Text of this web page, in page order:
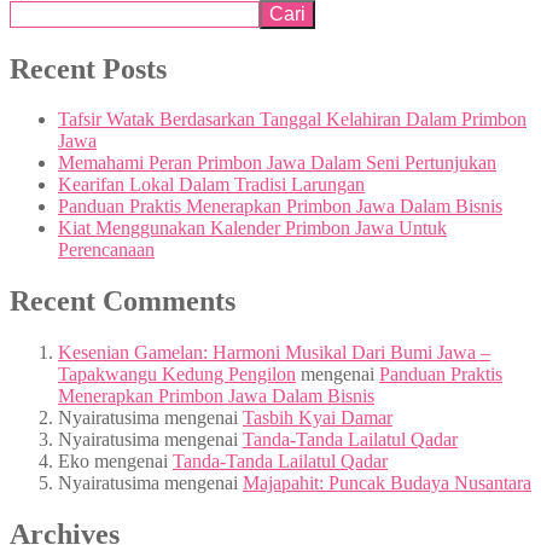
Cari
Recent Posts
Tafsir Watak Berdasarkan Tanggal Kelahiran Dalam Primbon
Jawa
Memahami Peran Primbon Jawa Dalam Seni Pertunjukan
Kearifan Lokal Dalam Tradisi Larungan
Panduan Praktis Menerapkan Primbon Jawa Dalam Bisnis
Kiat Menggunakan Kalender Primbon Jawa Untuk
Perencanaan
Recent Comments
Kesenian Gamelan: Harmoni Musikal Dari Bumi Jawa –
Tapakwangu Kedung Pengilon mengenai Panduan Praktis
Menerapkan Primbon Jawa Dalam Bisnis
Nyairatusima mengenai Tasbih Kyai Damar
Nyairatusima mengenai Tanda-Tanda Lailatul Qadar
Eko mengenai Tanda-Tanda Lailatul Qadar
Nyairatusima mengenai Majapahit: Puncak Budaya Nusantara
Archives